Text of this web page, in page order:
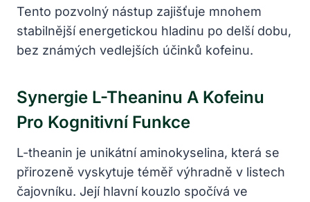
Tento pozvolný nástup zajišťuje mnohem
stabilnější energetickou hladinu po delší dobu,
bez známých vedlejších účinků kofeinu.
Synergie L-Theaninu A Kofeinu
Pro Kognitivní Funkce
L-theanin je unikátní aminokyselina, která se
přirozeně vyskytuje téměř výhradně v listech
čajovníku. Její hlavní kouzlo spočívá ve